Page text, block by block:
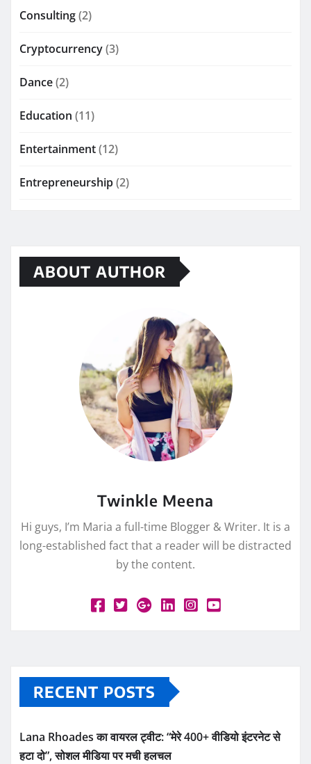
Consulting(2)
Cryptocurrency(3)
Dance(2)
Education (11)
Entertainment(12)
Entrepreneurship(2)
ABOUT AUTHOR
Twinkle Meena
Hi guys, I’m Maria a full-time Blogger & Writer. It is a
long-established fact that a reader will be distracted
by the content.
RECENT POSTS
Lana Rhoades का वायरल ट्वीट: “मेरे 400+ वीडियो इंटरनेट से
हटा दो”, सोशल मीडिया पर मची हलचल